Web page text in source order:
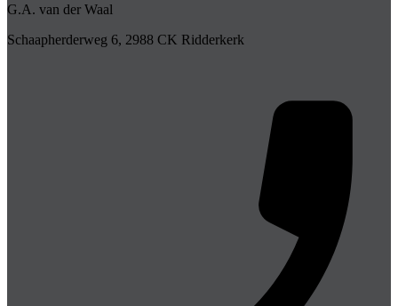
G.A. van der Waal
Schaapherderweg 6, 2988 CK Ridderkerk